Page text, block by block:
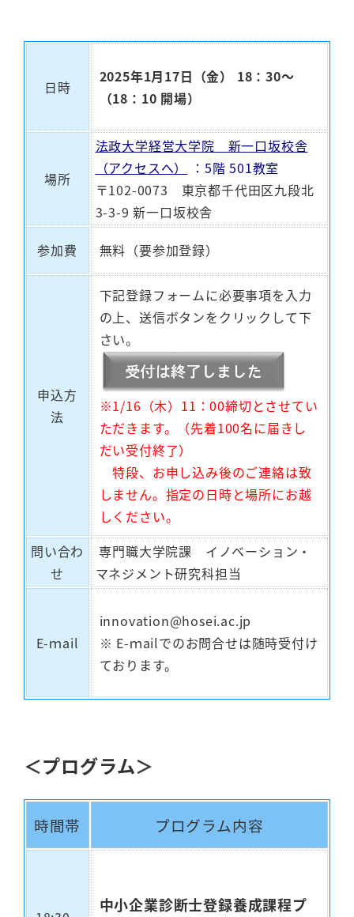
日時
2025年1月17日（金） 18：30～
（18：10 開場）
場所
法政大学経営大学院 新一口坂校舎
（アクセスへ）
：5階 501教室
〒102-0073 東京都千代田区九段北
3-3-9 新一口坂校舎
参加費
無料（要参加登録）
申込方
法
下記登録フォームに必要事項を入力
の上、送信ボタンをクリックして下
さい。
※1/16（木）11：00締切とさせてい
ただきます。（先着100名に届きし
だい受付終了）
特段、お申し込み後のご連絡は致
しません。指定の日時と場所にお越
しください。
問い合わ
せ
専門職大学院課 イノベーション・
マネジメント研究科担当
E-ｍail
innovation@hosei.ac.jp
※ E-ｍailでのお問合せは随時受付け
ております。
＜プログラム＞
時間帯 プログラム内容
中小企業診断士登録養成課程プ